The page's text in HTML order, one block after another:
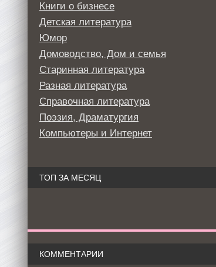
Книги о бизнесе
Детская литература
Юмор
Домоводство, Дом и семья
Старинная литература
Разная литература
Справочная литература
Поэзия, Драматургия
Компьютеры и Интернет
ТОП ЗА МЕСЯЦ
КОММЕНТАРИИ